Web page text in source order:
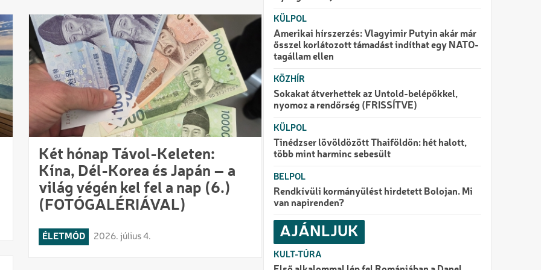
Két hónap Távol-Keleten:
Kína, Dél-Korea és Japán – a
világ végén kel fel a nap (6.)
(FOTÓGALÉRIÁVAL)
ÉLETMÓD 2026. július 4.
KÜLPOL
Amerikai hírszerzés: Vlagyimir Putyin akár már
ősszel korlátozott támadást indíthat egy NATO-
tagállam ellen
KÖZHÍR
Sokakat átverhettek az Untold-belépőkkel,
nyomoz a rendőrség (FRISSÍTVE)
KÜLPOL
Tinédzser lövöldözött Thaiföldön: hét halott,
több mint harminc sebesült
BELPOL
Rendkívüli kormányülést hirdetett Bolojan. Mi
van napirenden?
AJÁNLJUK
KULT-TÚRA